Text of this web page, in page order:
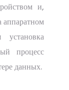
и,
аппаратном
процесс
данных.